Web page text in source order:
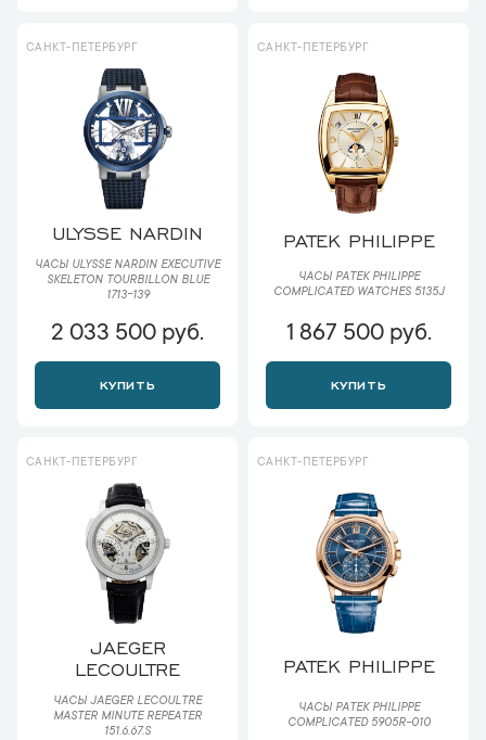
САНКТ-ПЕТЕРБУРГ
ULYSSE NARDIN
ЧАСЫ ULYSSE NARDIN EXECUTIVE
SKELETON TOURBILLON BLUE
1713-139
2 033 500 руб.
КУПИТЬ
САНКТ-ПЕТЕРБУРГ
PATEK PHILIPPE
ЧАСЫ PATEK PHILIPPE
COMPLICATED WATCHES 5135J
1 867 500 руб.
КУПИТЬ
САНКТ-ПЕТЕРБУРГ
JAEGER
LECOULTRE
ЧАСЫ JAEGER LECOULTRE
MASTER MINUTE REPEATER
151.6.67.S
САНКТ-ПЕТЕРБУРГ
PATEK PHILIPPE
ЧАСЫ PATEK PHILIPPE
COMPLICATED 5905R-010